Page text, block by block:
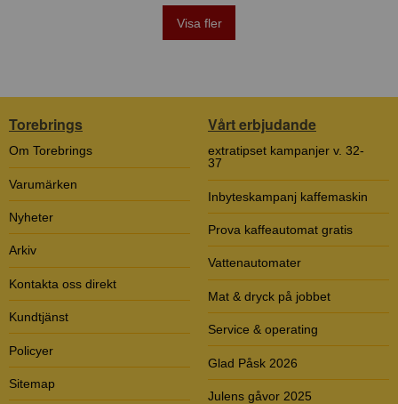
Visa fler
Torebrings
Om Torebrings
Varumärken
Nyheter
Arkiv
Kontakta oss direkt
Kundtjänst
Policyer
Sitemap
Vårt erbjudande
extratipset kampanjer v. 32-
37
Inbyteskampanj kaffemaskin
Prova kaffeautomat gratis
Vattenautomater
Mat & dryck på jobbet
Service & operating
Glad Påsk 2026
Julens gåvor 2025